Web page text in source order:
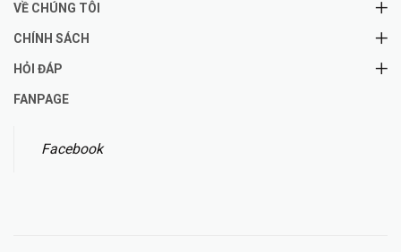
VỀ CHÚNG TÔI
CHÍNH SÁCH
HỎI ĐÁP
FANPAGE
Facebook